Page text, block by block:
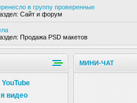
в группу проверенные
Сайт и форум
Продажа PSD макетов
видео
МИНИ-ЧАТ